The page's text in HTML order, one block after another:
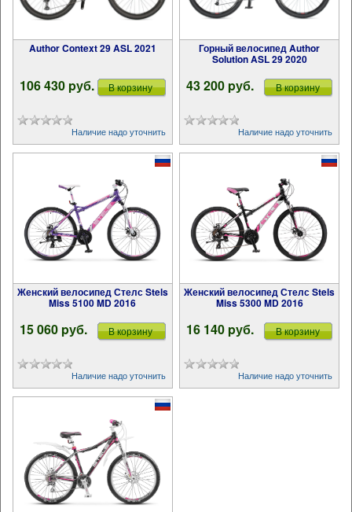
Author Context 29 ASL 2021
106 430 pуб. В корзину
Наличие надо уточнить
Горный велосипед Author
Solution ASL 29 2020
43 200 pуб. В корзину
Наличие надо уточнить
Женский велосипед Стелс Stels
Miss 5100 MD 2016
15 060 pуб. В корзину
Наличие надо уточнить
Женский велосипед Стелс Stels
Miss 5300 MD 2016
16 140 pуб. В корзину
Наличие надо уточнить